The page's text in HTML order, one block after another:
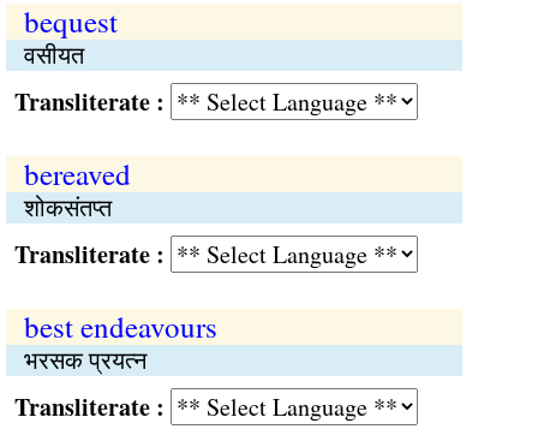
bequest
वसीयत
:
bereaved
शोकसंतप्त
:
best endeavours
भरसक प्रयत्‍न
: